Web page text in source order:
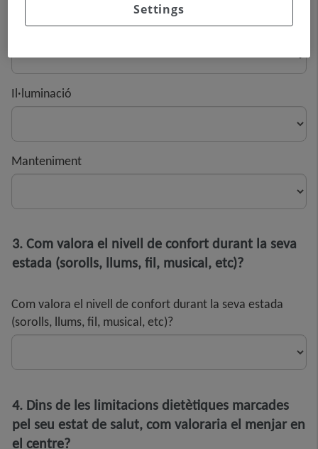
Comoditat
Il·luminació
Manteniment
3. Com valora el nivell de confort durant la seva
estada (sorolls, llums, fil, musical, etc)?
Com valora el nivell de confort durant la seva estada
(sorolls, llums, fil, musical, etc)?
4. Dins de les limitacions dietètiques marcades
pel seu estat de salut, com valoraria el menjar en
el centre?
Settings